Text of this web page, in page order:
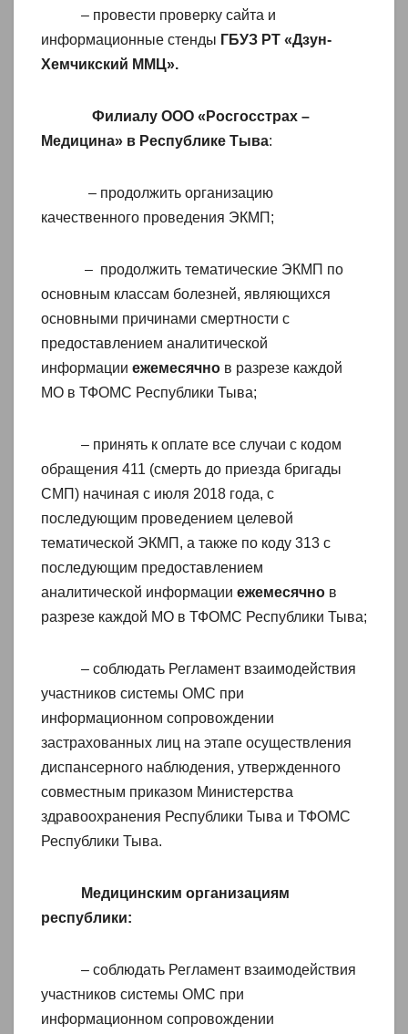
– провести проверку сайта и
информационные стенды ГБУЗ РТ «Дзун-
Хемчикский ММЦ».
Филиалу ООО «Росгосстрах –
Медицина» в Республике Тыва:
– продолжить организацию
качественного проведения ЭКМП;
– продолжить тематические ЭКМП по
основным классам болезней, являющихся
основными причинами смертности с
предоставлением аналитической
информации ежемесячно в разрезе каждой
МО в ТФОМС Республики Тыва;
– принять к оплате все случаи с кодом
обращения 411 (смерть до приезда бригады
СМП) начиная с июля 2018 года, с
последующим проведением целевой
тематической ЭКМП, а также по коду 313 с
последующим предоставлением
аналитической информации ежемесячно в
разрезе каждой МО в ТФОМС Республики Тыва;
– соблюдать Регламент взаимодействия
участников системы ОМС при
информационном сопровождении
застрахованных лиц на этапе осуществления
диспансерного наблюдения, утвержденного
совместным приказом Министерства
здравоохранения Республики Тыва и ТФОМС
Республики Тыва.
Медицинским организациям
республики:
– соблюдать Регламент взаимодействия
участников системы ОМС при
информационном сопровождении